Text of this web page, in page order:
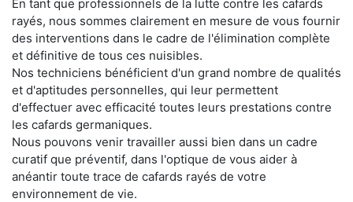
En tant que professionnels de la lutte contre les cafards
rayés, nous sommes clairement en mesure de vous fournir
des interventions dans le cadre de l'élimination complète
et définitive de tous ces nuisibles.
Nos techniciens bénéficient d'un grand nombre de qualités
et d'aptitudes personnelles, qui leur permettent
d'effectuer avec efficacité toutes leurs prestations contre
les cafards germaniques.
Nous pouvons venir travailler aussi bien dans un cadre
curatif que préventif, dans l'optique de vous aider à
anéantir toute trace de cafards rayés de votre
environnement de vie.